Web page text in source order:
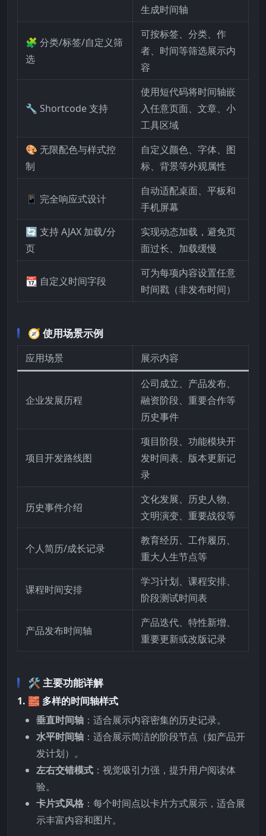
生成时间轴
🧩 分类/标签/自定义筛
选
可按标签、分类、作
者、时间等筛选展示内
容
🔧 Shortcode 支持
使用短代码将时间轴嵌
入任意页面、文章、小
工具区域
🎨 无限配色与样式控
制
自定义颜色、字体、图
标、背景等外观属性
📱 完全响应式设计
自动适配桌面、平板和
手机屏幕
🔄 支持 AJAX 加载/分
页
实现动态加载，避免页
面过长、加载缓慢
📆 自定义时间字段
可为每项内容设置任意
时间戳（非发布时间）
🧭 使用场景示例
应用场景 展示内容
企业发展历程
公司成立、产品发布、
融资阶段、重要合作等
历史事件
项目开发路线图
项目阶段、功能模块开
发时间表、版本更新记
录
历史事件介绍
文化发展、历史人物、
文明演变、重要战役等
个人简历/成长记录
教育经历、工作履历、
重大人生节点等
课程时间安排
学习计划、课程安排、
阶段测试时间表
产品发布时间轴
产品迭代、特性新增、
重要更新或改版记录
🛠️ 主要功能详解
1. 🧱 多样的时间轴样式
垂直时间轴 ：适合展示内容密集的历史记录。
水平时间轴 ：适合展示简洁的阶段节点（如产品开
发计划）。
左右交错模式 ：视觉吸引力强，提升用户阅读体
验。
卡片式风格 ：每个时间点以卡片方式展示，适合展
示丰富内容和图片。